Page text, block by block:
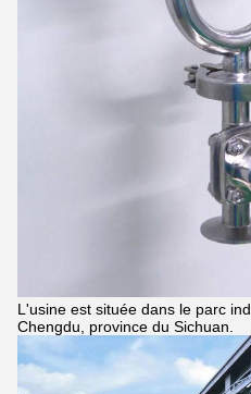
L'usine est située dans le parc
Chengdu, province du Sichuan.